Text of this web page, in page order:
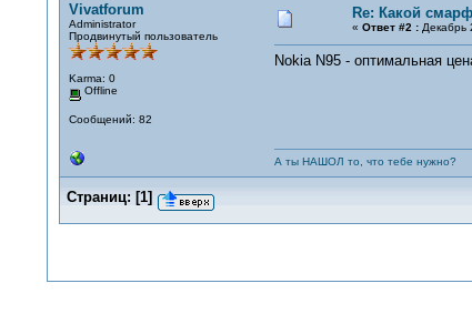
Vivatforum
Administrator
Продвинутый пользователь
Karma: 0
Offline
Сообщений: 82
Re: Какой
« Ответ #2 :Декабрь
Nokia N95 - оптимальная
А ты НАШОЛ то, что тебе нужно?
Страниц: [1]